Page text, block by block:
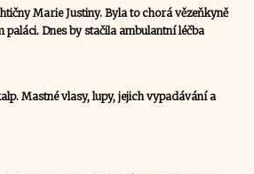
Marie Justiny. Byla to chorá vězeňkyně
paláci. Dnes by stačila ambulantní léčba
Mastné vlasy, lupy, jejich vypadávání a